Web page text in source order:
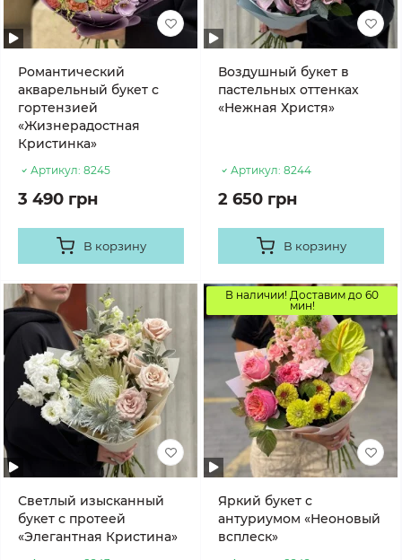
Романтический
акварельный букет с
гортензией
«Жизнерадостная
Кристинка»
Артикул: 8245
3 490 грн
В корзину
Воздушный букет в
пастельных оттенках
«Нежная Христя»
Артикул: 8244
2 650 грн
В корзину
Светлый изысканный
букет с протеей
«Элегантная Кристина»
В наличии! Доставим до 60
мин!
Яркий букет с
антуриумом «Неоновый
всплеск»